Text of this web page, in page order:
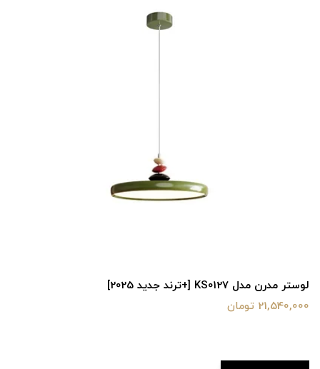
لوستر مدرن مدل KS0127 [+ترند جدید 2025]
21,540,000 تومان